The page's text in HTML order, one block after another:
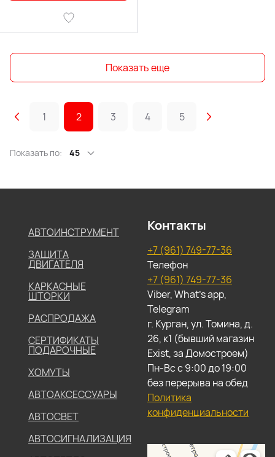
Показать еще
1 2 3 4 5
Показать по: 45
АВТОИНСТРУМЕНТ
ЗАЩИТА
ДВИГАТЕЛЯ
КАРКАСНЫЕ
ШТОРКИ
РАСПРОДАЖА
СЕРТИФИКАТЫ
ПОДАРОЧНЫЕ
ХОМУТЫ
АВТОАКСЕССУАРЫ
АВТОСВЕТ
АВТОСИГНАЛИЗАЦИЯ
Контакты
+7 (961) 749-77-36
Телефон
+7 (961) 749-77-36
Viber, What's app,
Telegram
г. Курган, ул. Томина, д.
26, к1 (бывший магазин
Exist, за Домостроем)
Пн-Вс с 9:00 до 19:00
без перерыва на обед
Политика
конфиденциальности